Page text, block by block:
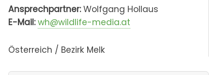
Ansprechpartner:Wolfgang Hollaus
E-Mail: wh@wildlife-media.at
Österreich / Bezirk Melk